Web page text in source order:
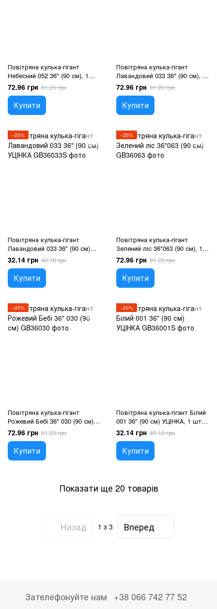
Повітряна кулька-гігант
Небесний 052 36" (90 см), 1
шт., 36"/90см., Блакитний,
Гелій або повітря
72.96 грн 91.20 грн
Купити
Повітряна кулька-гігант
Лавандовий 033 36" (90 см), 1
шт., 36"/90см., Бузковий, Гелій
або повітря
72.96 грн 91.20 грн
Купити
−20%
Повітряна кулька-гігант
Лавандовий 033 36" (90 см)
УЦІНКА, 1 шт., 36"/90см.,
Бузковий, Гелій або повітря
32.14 грн 40.18 грн
Купити
−20%
Повітряна кулька-гігант
Зелений ліс 36"063 (90 см), 1
шт., 36"/90см., Зелений, Гелій
або повітря
72.96 грн 91.20 грн
Купити
−20%
Повітряна кулька-гігант
Рожевий Бебі 36" 030 (90 см), 1
шт., 36"/90см., Рожевий, Гелій
або повітря
72.96 грн 91.20 грн
Купити
−20%
Повітряна кулька-гігант Білий
001 36" (90 см) УЦІНКА, 1 шт.,
36"/90см., Білий, Гелій або
повітря
32.14 грн 40.18 грн
Купити
Показати ще 20 товарів
Назад 1 з 3 Вперед
Зателефонуйте нам
+38 066 742 77 52